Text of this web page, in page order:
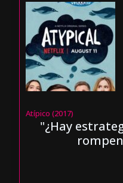
Atípico (2017)
"¿Hay